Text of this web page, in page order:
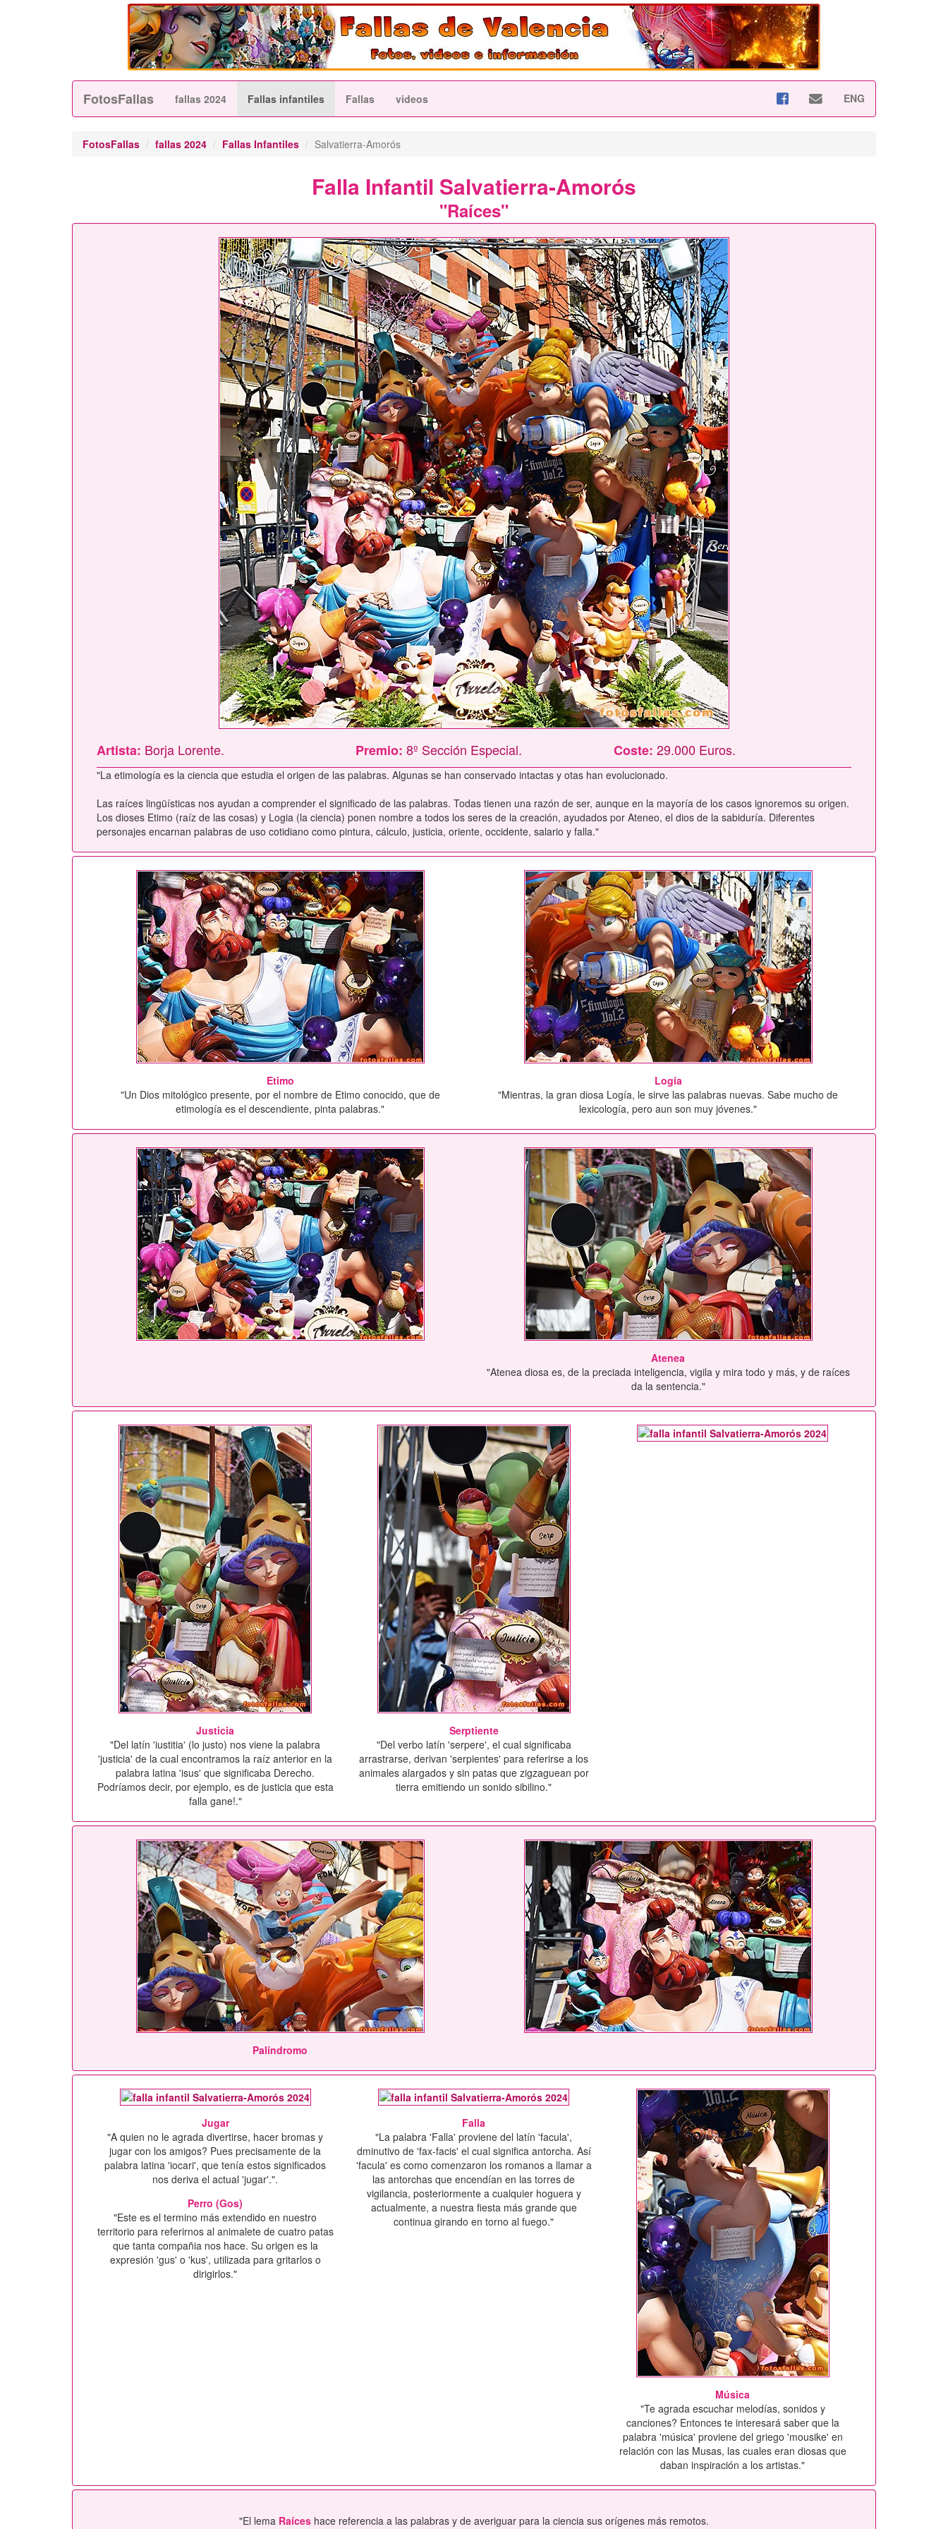
FotosFallas fallas 2024 Fallas infantiles Fallas videos ENG
FotosFallas fallas 2024 Fallas Infantiles Salvatierra-Amorós
Falla Infantil Salvatierra-Amorós
"Raíces"
Artista: Borja Lorente. Premio: 8º Sección Especial. Coste:29.000 Euros.
"La etimología es la ciencia que estudia el origen de las palabras. Algunas se han conservado intactas y otas han evolucionado.
Las raíces lingüísticas nos ayudan a comprender el significado de las palabras. Todas tienen una razón de ser, aunque en la mayoría de los casos ignoremos su origen.
Los dioses Etimo (raíz de las cosas) y Logia (la ciencia) ponen nombre a todos los seres de la creación, ayudados por Ateneo, el dios de la sabiduría. Diferentes
personajes encarnan palabras de uso cotidiano como pintura, cálculo, justicia, oriente, occidente, salario y falla."
Etimo
"Un Dios mitológico presente, por el nombre de Etimo conocido, que de
etimología es el descendiente, pinta palabras."
Logía
"Mientras, la gran diosa Logía, le sirve las palabras nuevas. Sabe mucho de
lexicología, pero aun son muy jóvenes."
Atenea
"Atenea diosa es, de la preciada inteligencia, vigila y mira todo y más, y de raíces
da la sentencia."
Justicia
"Del latín 'iustitia' (lo justo) nos viene la palabra
'justicia' de la cual encontramos la raíz anterior en la
palabra latina 'isus' que significaba Derecho.
Podríamos decir, por ejemplo, es de justicia que esta
falla gane!."
Serptiente
"Del verbo latín 'serpere', el cual significaba
arrastrarse, derivan 'serpientes' para referirse a los
animales alargados y sin patas que zigzaguean por
tierra emitiendo un sonido sibilino."
Palíndromo
Jugar
"A quien no le agrada divertirse, hacer bromas y
jugar con los amigos? Pues precisamente de la
palabra latina 'iocari', que tenía estos significados
nos deriva el actual 'jugar'.".
Perro (Gos)
"Este es el termino más extendido en nuestro
territorio para referirnos al animalete de cuatro patas
que tanta compañia nos hace. Su origen es la
expresión 'gus' o 'kus', utilizada para gritarlos o
dirigirlos."
Falla
"La palabra 'Falla' proviene del latín 'facula',
dminutivo de 'fax-facis' el cual significa antorcha. Así
'facula' es como comenzaron los romanos a llamar a
las antorchas que encendían en las torres de
vigilancia, posteriormente a cualquier hoguera y
actualmente, a nuestra fiesta más grande que
continua girando en torno al fuego."
Música
"Te agrada escuchar melodías, sonidos y
canciones? Entonces te interesará saber que la
palabra 'música' proviene del griego 'mousike' en
relación con las Musas, las cuales eran diosas que
daban inspiración a los artistas."
"El lema Raíces hace referencia a las palabras y de averiguar para la ciencia sus orígenes más remotos.